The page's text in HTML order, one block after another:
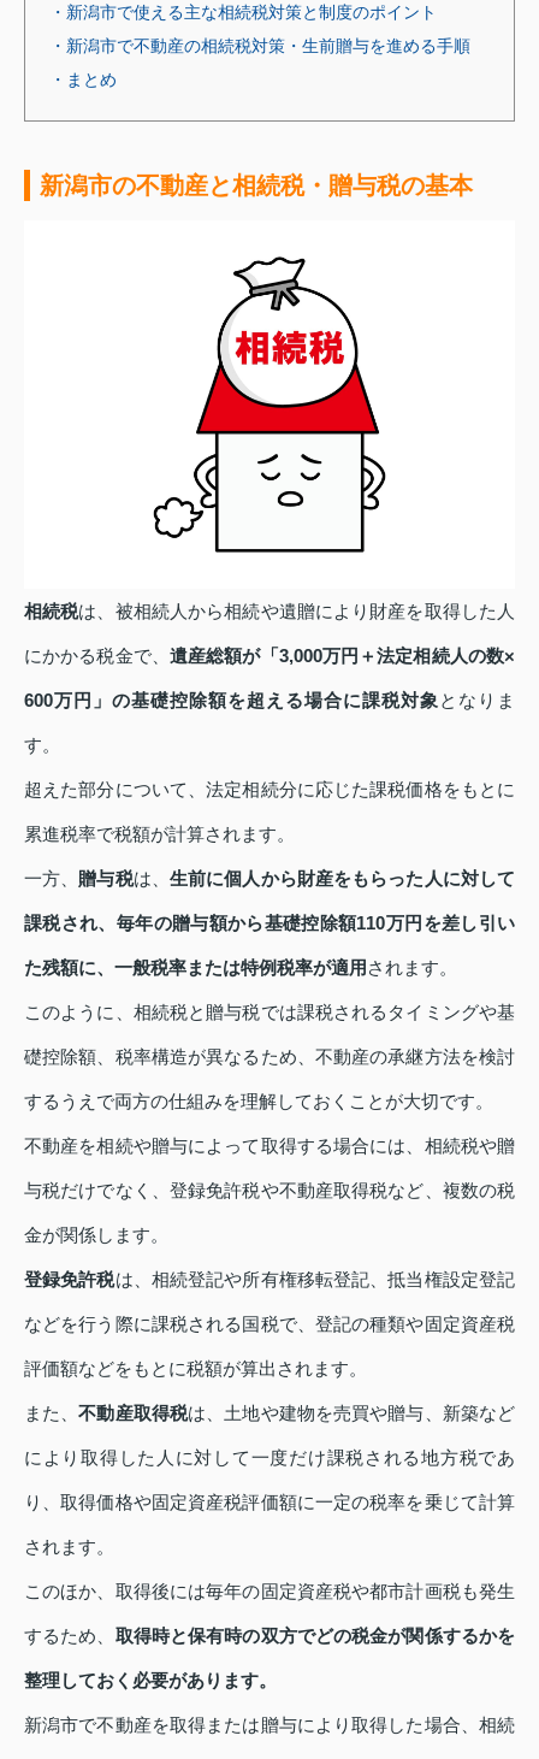
・新潟市で使える主な相続税対策と制度のポイント
・新潟市で不動産の相続税対策・生前贈与を進める手順
・まとめ
新潟市の不動産と相続税・贈与税の基本
相続税は、被相続人から相続や遺贈により財産を取得した人
にかかる税金で、 遺産総額が「3,000万円＋法定相続人の数×
600万円」の基礎控除額を超える場合に課税対象 となりま
す。
超えた部分について、法定相続分に応じた課税価格をもとに
累進税率で税額が計算されます。
一方、 贈与税は、 生前に個人から財産をもらった人に対して
課税され、毎年の贈与額から基礎控除額110万円を差し引い
た残額に、一般税率または特例税率が適用 されます。
このように、相続税と贈与税では課税されるタイミングや基
礎控除額、税率構造が異なるため、不動産の承継方法を検討
するうえで両方の仕組みを理解しておくことが大切です。
不動産を相続や贈与によって取得する場合には、相続税や贈
与税だけでなく、登録免許税や不動産取得税など、複数の税
金が関係します。
登録免許税は、相続登記や所有権移転登記、抵当権設定登記
などを行う際に課税される国税で、登記の種類や固定資産税
評価額などをもとに税額が算出されます。
また、不動産取得税は、土地や建物を売買や贈与、新築など
により取得した人に対して一度だけ課税される地方税であ
り、取得価格や固定資産税評価額に一定の税率を乗じて計算
されます。
このほか、取得後には毎年の固定資産税や都市計画税も発生
するため、 取得時と保有時の双方でどの税金が関係するかを
整理しておく必要があります。
新潟市で不動産を取得または贈与により取得した場合、相続